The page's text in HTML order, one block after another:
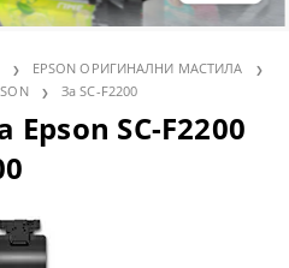
EPSON ОРИГИНАЛНИ МАСТИЛА
За SC-F2200
SC-F2200